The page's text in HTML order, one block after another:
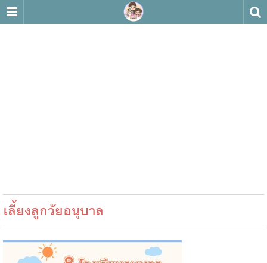
เลี้ยงลูกวัยอนุบาล